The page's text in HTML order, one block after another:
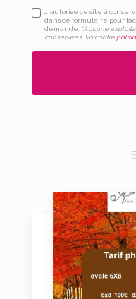
J'autorise ce site à
dans ce formulaire pour
demande. (Aucune
conservées. Voir notre